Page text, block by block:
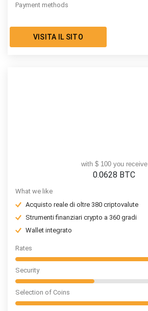
Payment methods
VISITA IL SITO
with $ 100 you receive
0.0628 BTC
What we like
Acquisto reale di oltre 380 criptovalute
Strumenti finanziari crypto a 360 gradi
Wallet integrato
Rates
Security
Selection of Coins